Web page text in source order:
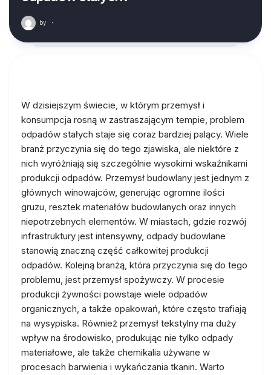
by ·
W dzisiejszym świecie, w którym przemysł i
konsumpcja rosną w zastraszającym tempie, problem
odpadów stałych staje się coraz bardziej palący. Wiele
branż przyczynia się do tego zjawiska, ale niektóre z
nich wyróżniają się szczególnie wysokimi wskaźnikami
produkcji odpadów. Przemysł budowlany jest jednym z
głównych winowajców, generując ogromne ilości
gruzu, resztek materiałów budowlanych oraz innych
niepotrzebnych elementów. W miastach, gdzie rozwój
infrastruktury jest intensywny, odpady budowlane
stanowią znaczną część całkowitej produkcji
odpadów. Kolejną branżą, która przyczynia się do tego
problemu, jest przemysł spożywczy. W procesie
produkcji żywności powstaje wiele odpadów
organicznych, a także opakowań, które często trafiają
na wysypiska. Również przemysł tekstylny ma duży
wpływ na środowisko, produkując nie tylko odpady
materiałowe, ale także chemikalia używane w
procesach barwienia i wykańczania tkanin. Warto